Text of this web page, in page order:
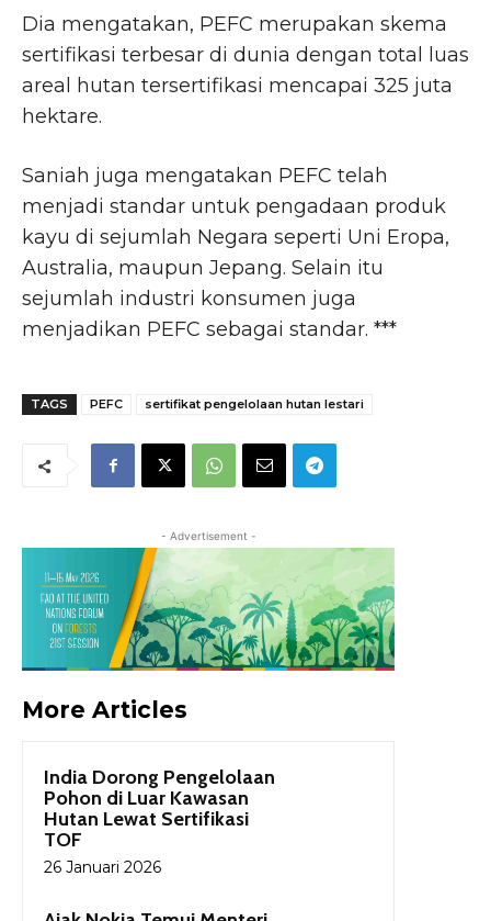
Dia mengatakan, PEFC merupakan skema
sertifikasi terbesar di dunia dengan total luas
areal hutan tersertifikasi mencapai 325 juta
hektare.
Saniah juga mengatakan PEFC telah
menjadi standar untuk pengadaan produk
kayu di sejumlah Negara seperti Uni Eropa,
Australia, maupun Jepang. Selain itu
sejumlah industri konsumen juga
menjadikan PEFC sebagai standar. ***
TAGS PEFC sertifikat pengelolaan hutan lestari
- Advertisement -
More Articles
India Dorong Pengelolaan
Pohon di Luar Kawasan
Hutan Lewat Sertifikasi
TOF
26 Januari 2026